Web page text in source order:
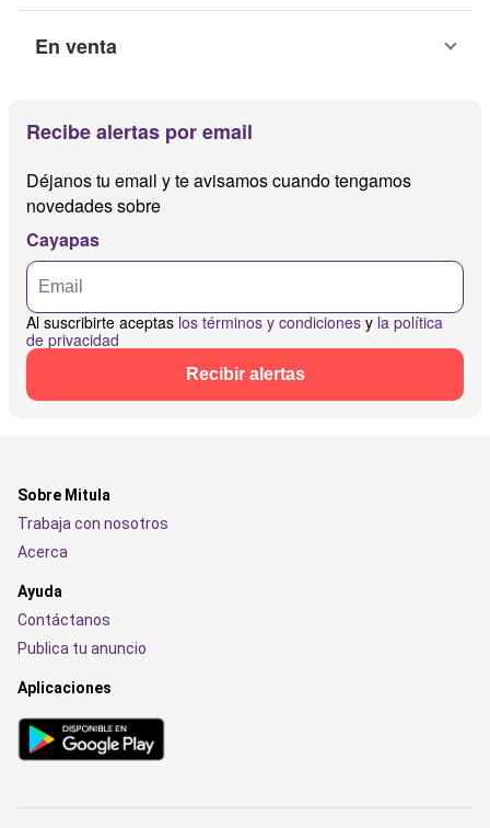
En venta
Recibe alertas por email
Déjanos tu email y te avisamos cuando tengamos
novedades sobre
Cayapas
Al suscribirte aceptas los términos y condiciones y la política
de privacidad
Recibir alertas
Sobre Mitula
Trabaja con nosotros
Acerca
Ayuda
Contáctanos
Publica tu anuncio
Aplicaciones